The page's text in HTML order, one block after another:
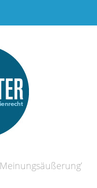
Meinungsäußerung’